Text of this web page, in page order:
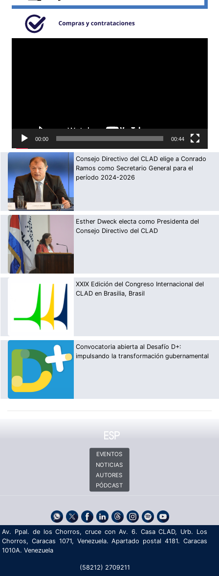
00:00 00:44
Consejo Directivo del CLAD elige a Conrado
Ramos como Secretario General para el
período 2024-2026
Esther Dweck electa como Presidenta del
Consejo Directivo del CLAD
XXIX Edición del Congreso Internacional del
CLAD en Brasilia, Brasil
Convocatoria abierta al Desafío D+:
impulsando la transformación gubernamental
EVENTOS
NOTICIAS
AUTORES
PÓDCAST
Av. Ppal. de los Chorros, cruce con Av. 6. Casa CLAD, Urb. Los
Chorros, Caracas 1071, Venezuela. Apartado postal 4181. Caracas
1010A. Venezuela
(58212) 2709211